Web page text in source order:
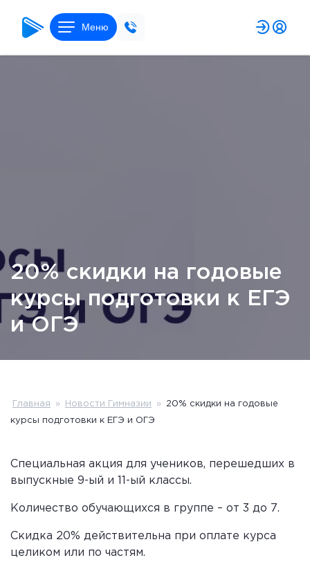
Меню
20% скидки на годовые
курсы подготовки к ЕГЭ
и ОГЭ
Главная » Новости Гимназии » 20% скидки на годовые
курсы подготовки к ЕГЭ и ОГЭ
Специальная акция для учеников, перешедших в
выпускные 9-ый и 11-ый классы.
Количество обучающихся в группе – от 3 до 7.
Скидка 20% действительна при оплате курса
целиком или по частям.